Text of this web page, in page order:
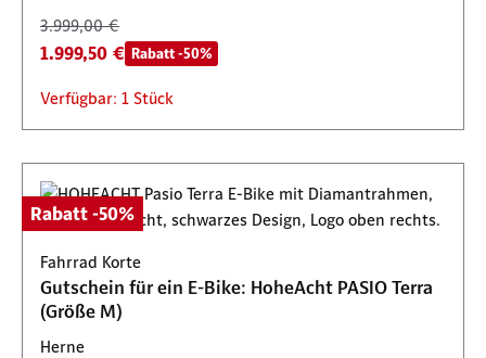
3.999,00 €
1.999,50 € Rabatt -50%
Verfügbar: 1 Stück
Rabatt -50%
Fahrrad Korte
Gutschein für ein E-Bike: HoheAcht PASIO Terra
(Größe M)
Herne